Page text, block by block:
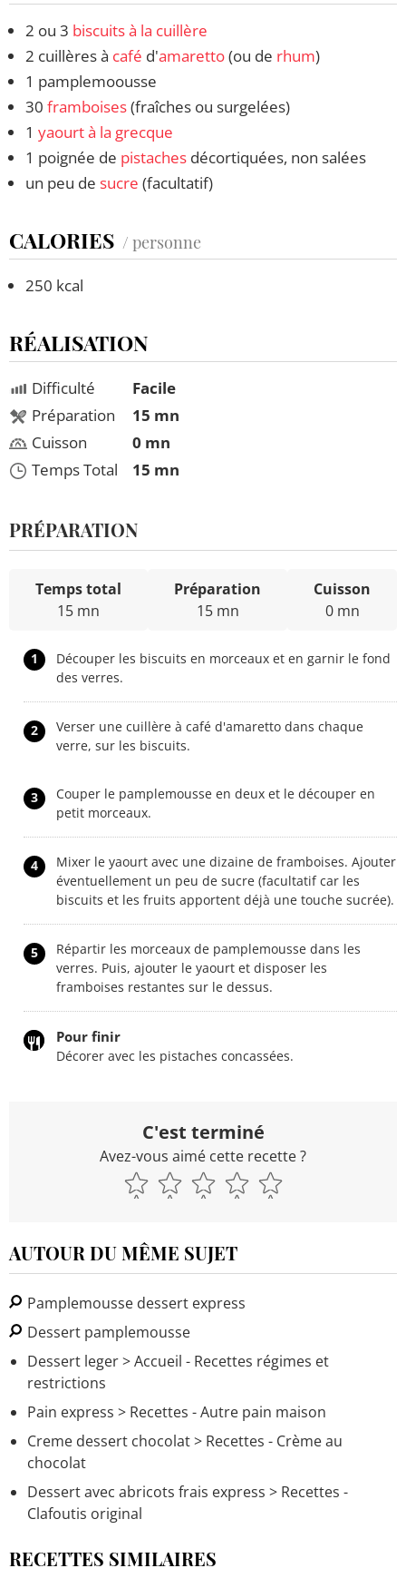
2 ou 3 biscuits à la cuillère
2 cuillères à café d'amaretto(ou de rhum)
1 pamplemoousse
30 framboises(fraîches ou surgelées)
1 yaourt à la grecque
1 poignée de pistaches décortiquées, non salées
un peu de sucre (facultatif)
CALORIES / personne
250 kcal
RÉALISATION
Difficulté
Préparation
Cuisson
Temps Total
Facile
15 mn
0 mn
15 mn
PRÉPARATION
Temps total
15 mn
Préparation
15 mn
Cuisson
0 mn
1
Découper les biscuits en morceaux et en garnir le fond
des verres.
2
Verser une cuillère à café d'amaretto dans chaque
verre, sur les biscuits.
3
Couper le pamplemousse en deux et le découper en
petit morceaux.
4
Mixer le yaourt avec une dizaine de framboises. Ajouter
éventuellement un peu de sucre (facultatif car les
biscuits et les fruits apportent déjà une touche sucrée).
5
Répartir les morceaux de pamplemousse dans les
verres. Puis, ajouter le yaourt et disposer les
framboises restantes sur le dessus.
Pour finir
Décorer avec les pistaches concassées.
C'est terminé
Avez-vous aimé cette recette ?
AUTOUR DU MÊME SUJET
Pamplemousse dessert express
Dessert pamplemousse
Dessert leger> Accueil - Recettes régimes et
restrictions
Pain express > Recettes - Autre pain maison
Creme dessert chocolat> Recettes - Crème au
chocolat
Dessert avec abricots frais express > Recettes -
Clafoutis original
RECETTES SIMILAIRES